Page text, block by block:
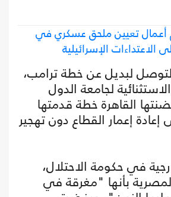
أعمال تعيين ملحق عسكري في
الاعتداءات الإسرائيلية
لبديل عن خطة ترامب،
لجامعة الدول
القاهرة خطة قدمتها
إعمار القطاع دون تهجير
في حكومة الاحتلال،
بأنها "مغرقة في